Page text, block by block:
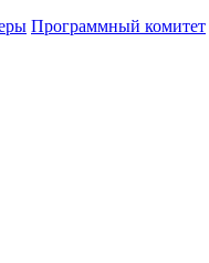
Программный комитет